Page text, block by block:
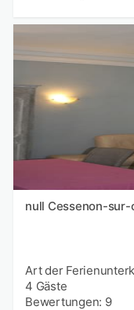
null Cessenon-
Art der
4 Gäste
Bewertungen: 9